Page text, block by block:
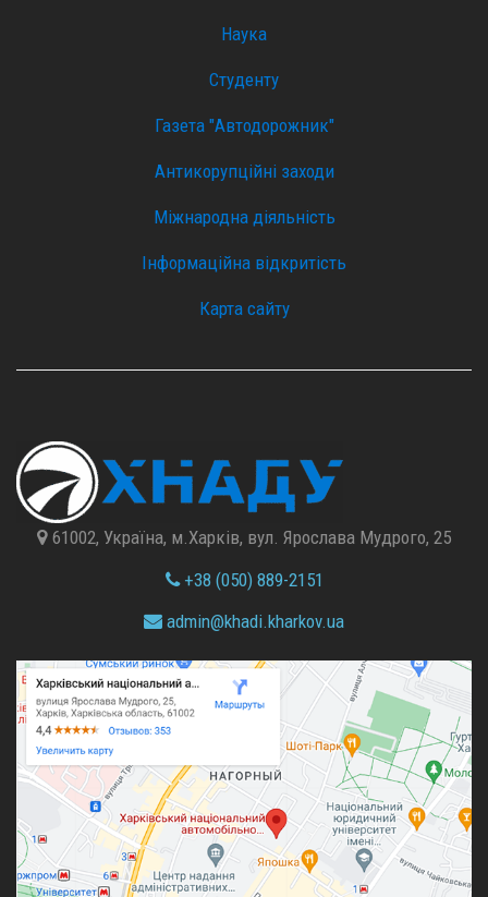
Наука
Студенту
Газета "Автодорожник"
Антикорупційні заходи
Міжнародна діяльність
Інформаційна відкритість
Карта сайту
61002, Україна, м.Харків, вул. Ярослава Мудрого, 25
+38 (050) 889-2151
admin@khadi.kharkov.ua